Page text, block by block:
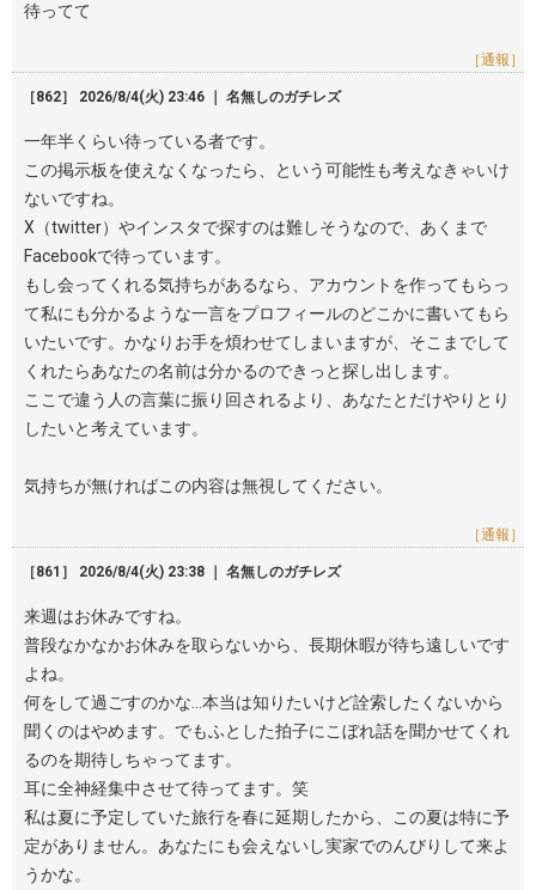
待ってて
［通報］
［862］ 2026/8/4(火) 23:46 ｜ 名無しのガチレズ
一年半くらい待っている者です。
この掲示板を使えなくなったら、という可能性も考えなきゃいけ
ないですね。
X（twitter）やインスタで探すのは難しそうなので、あくまで
Facebookで待っています。
もし会ってくれる気持ちがあるなら、アカウントを作ってもらっ
て私にも分かるような一言をプロフィールのどこかに書いてもら
いたいです。かなりお手を煩わせてしまいますが、そこまでして
くれたらあなたの名前は分かるのできっと探し出します。
ここで違う人の言葉に振り回されるより、あなたとだけやりとり
したいと考えています。
気持ちが無ければこの内容は無視してください。
［通報］
［861］ 2026/8/4(火) 23:38 ｜ 名無しのガチレズ
来週はお休みですね。
普段なかなかお休みを取らないから、長期休暇が待ち遠しいです
よね。
何をして過ごすのかな…本当は知りたいけど詮索したくないから
聞くのはやめます。でもふとした拍子にこぼれ話を聞かせてくれ
るのを期待しちゃってます。
耳に全神経集中させて待ってます。笑
私は夏に予定していた旅行を春に延期したから、この夏は特に予
定がありません。あなたにも会えないし実家でのんびりして来よ
うかな。